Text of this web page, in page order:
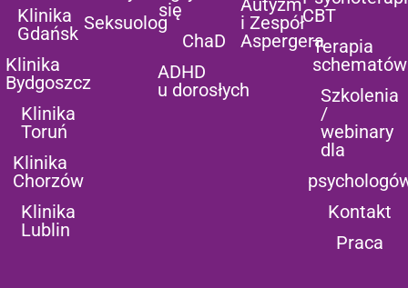
Klinika
Gdańsk
Klinika
Bydgoszcz
Klinika
Toruń
Klinika
Chorzów
Klinika
Lublin
Seksuolog
się
ChaD
ADHD
u dorosłych
Autyzm
i Zespół
Aspergera
CBT
Terapia
schematów
Szkolenia
/
webinary
dla
Kontakt
Praca